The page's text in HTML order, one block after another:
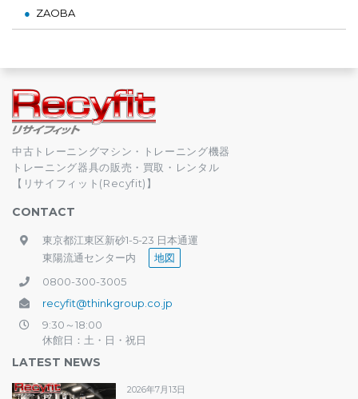
ZAOBA
中古トレーニングマシン・トレーニング機器
トレーニング器具の販売・買取・レンタル
【リサイフィット(Recyfit)】
CONTACT
東京都江東区新砂1-5-23 日本通運
東陽流通センター内
地図
0800-300-3005
recyfit@thinkgroup.co.jp
9:30～18:00
休館日：土・日・祝日
LATEST NEWS
2026年7月13日